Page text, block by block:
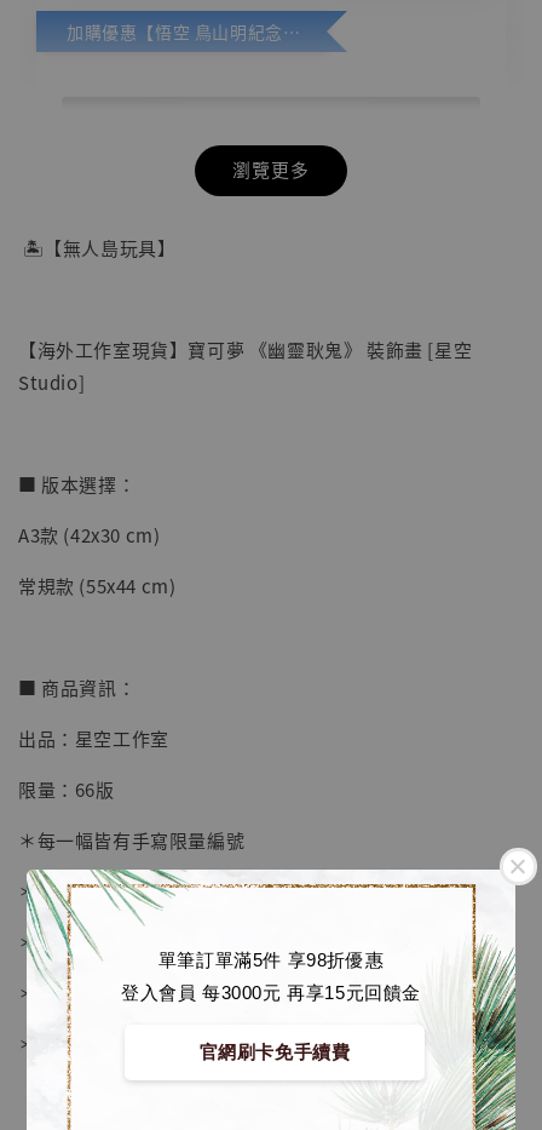
單筆訂單滿5件 享98折優惠
登入會員 每3000元 再享15元回饋金
官網刷卡免手續費
加購優惠【悟空 鳥山明紀念款 [奇蹟工作室]】
【店內現貨】七龍珠 系列蒐藏雕像 悟空 鳥山
明紀念款 [奇蹟工作室]
瀏覽更多
🏝【無人島玩具】
【海外工作室現貨】寶可夢 《幽靈耿鬼》 裝飾畫 [星空
Studio]
■ 版本選擇：
A3款 (42x30 cm)
常規款 (55x44 cm)
■ 商品資訊：
出品：星空工作室
限量：66版
＊每一幅皆有手寫限量編號
＊畫框為 黑色磨砂金屬相框
＊愛普生原裝墨水微噴
＊表面配有防塵透明有機玻璃
＊背面爲黑色防潮背板